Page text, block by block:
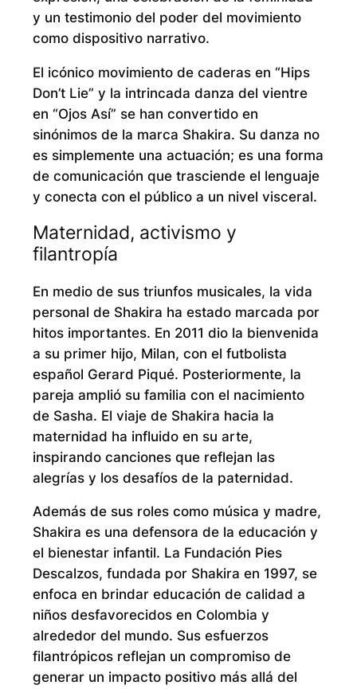
y un testimonio del poder del movimiento
como dispositivo narrativo.
El icónico movimiento de caderas en “Hips
Don’t Lie” y la intrincada danza del vientre
en “Ojos Así” se han convertido en
sinónimos de la marca Shakira. Su danza no
es simplemente una actuación; es una forma
de comunicación que trasciende el lenguaje
y conecta con el público a un nivel visceral.
Maternidad, activismo y
filantropía
En medio de sus triunfos musicales, la vida
personal de Shakira ha estado marcada por
hitos importantes. En 2011 dio la bienvenida
a su primer hijo, Milan, con el futbolista
español Gerard Piqué. Posteriormente, la
pareja amplió su familia con el nacimiento
de Sasha. El viaje de Shakira hacia la
maternidad ha influido en su arte,
inspirando canciones que reflejan las
alegrías y los desafíos de la paternidad.
Además de sus roles como música y madre,
Shakira es una defensora de la educación y
el bienestar infantil. La Fundación Pies
Descalzos, fundada por Shakira en 1997, se
enfoca en brindar educación de calidad a
niños desfavorecidos en Colombia y
alrededor del mundo. Sus esfuerzos
filantrópicos reflejan un compromiso de
generar un impacto positivo más allá del